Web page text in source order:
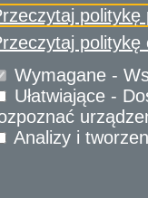
Sport i Rekreacja
Sprawy komunalne
Sprawy
Sprawy obywatelskie
Udostępnianie
Urząd Stanu
Usługi
politykę
politykę
Wymagane -
Ułatwiające -
Analizy i